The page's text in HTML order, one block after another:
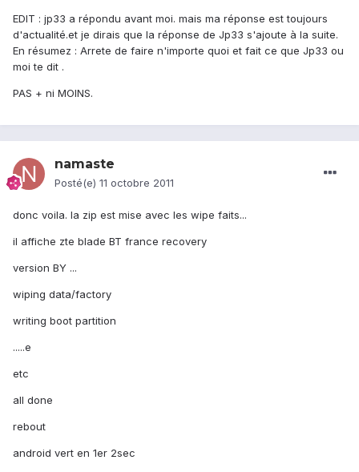
EDIT : jp33 a répondu avant moi. mais ma réponse est toujours
d'actualité.et je dirais que la réponse de Jp33 s'ajoute à la suite.
En résumez : Arrete de faire n'importe quoi et fait ce que Jp33 ou
moi te dit .
PAS + ni MOINS.
namaste
Posté(e) 11 octobre 2011
donc voila. la zip est mise avec les wipe faits...
il affiche zte blade BT france recovery
version BY ...
wiping data/factory
writing boot partition
.....e
etc
all done
rebout
android vert en 1er 2sec